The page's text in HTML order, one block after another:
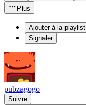
Plus
Ajouter à la playlist
Signaler
pubzagogo
Suivre